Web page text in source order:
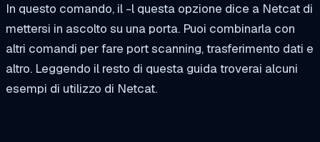
In questo comando, il -l questa opzione dice a Netcat di
mettersi in ascolto su una porta. Puoi combinarla con
altri comandi per fare port scanning, trasferimento dati e
altro. Leggendo il resto di questa guida troverai alcuni
esempi di utilizzo di Netcat.